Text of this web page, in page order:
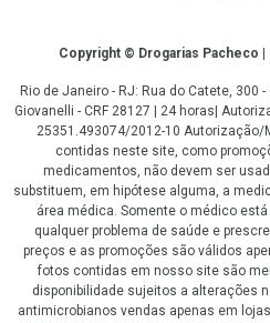
CopyrightCopyright © Drogarias Pacheco |
Rio de Janeiro - RJ: Rua do Catete, 300
Giovanelli - CRF 28127 | 24 horas|
25351.493074/2012-10 Autorização/
contidas neste site, como
medicamentos, não devem ser
substituem, em hipótese alguma, a
área médica. Somente o médico
qualquer problema de saúde e
preços e as promoções são válidos
fotos contidas em nosso site são
disponibilidade sujeitos a alterações
antimicrobianos vendas apenas em